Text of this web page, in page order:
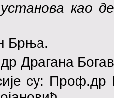
као
Брња.
Драгана
су: